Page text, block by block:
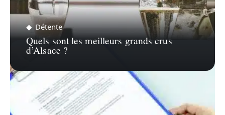
Détente
Quels sont les meilleurs grands crus
d’Alsace ?